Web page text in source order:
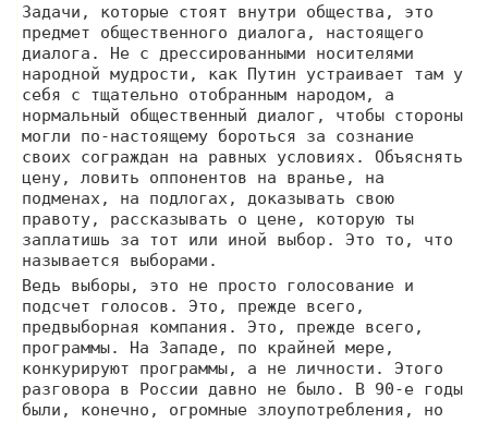
Задачи, которые стоят внутри общества, это
предмет общественного диалога, настоящего
диалога. Не с дрессированными носителями
народной мудрости, как Путин устраивает там у
себя с тщательно отобранным народом, а
нормальный общественный диалог, чтобы стороны
могли по-настоящему бороться за сознание
своих сограждан на равных условиях. Объяснять
цену, ловить оппонентов на вранье, на
подменах, на подлогах, доказывать свою
правоту, рассказывать о цене, которую ты
заплатишь за тот или иной выбор. Это то, что
называется выборами.
Ведь выборы, это не просто голосование и
подсчет голосов. Это, прежде всего,
предвыборная компания. Это, прежде всего,
программы. На Западе, по крайней мере,
конкурируют программы, а не личности. Этого
разговора в России давно не было. В 90-е годы
были, конечно, огромные злоупотребления, но